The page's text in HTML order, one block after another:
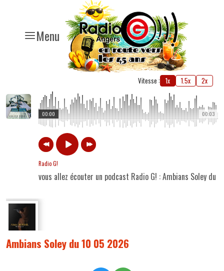
Menu
Vitesse : 1x 1.5x 2x
00:03
00:00
Radio G!
vous allez écouter un podcast Radio G! : Ambians Soley du
Ambians Soley du 10 05 2026